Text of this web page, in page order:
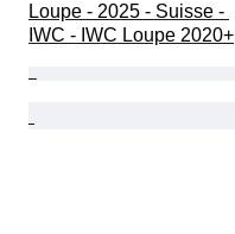
Loupe - 2025 - Suisse -
IWC - IWC Loupe 2020+